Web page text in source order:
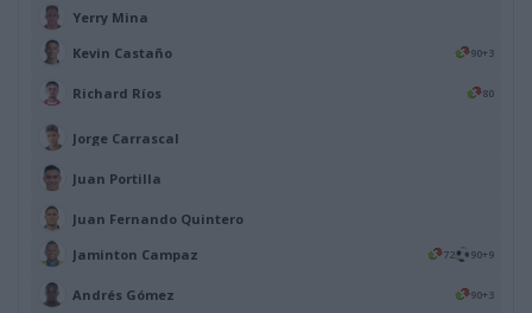
Yerry Mina
Kevin Castaño 90+3
Richard Ríos 80
Jorge Carrascal
Juan Portilla
Juan Fernando Quintero
Jaminton Campaz 72 90+9
Andrés Gómez 90+3